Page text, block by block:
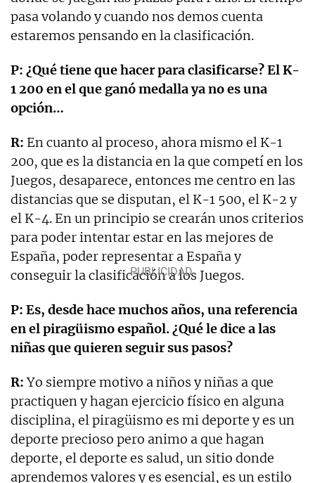
pasa volando y cuando nos demos cuenta
estaremos pensando en la clasificación.
P: ¿Qué tiene que hacer para clasificarse? El K-
1 200 en el que ganó medalla ya no es una
opción…
R: En cuanto al proceso, ahora mismo el K-1
200, que es la distancia en la que competí en los
Juegos, desaparece, entonces me centro en las
distancias que se disputan, el K-1 500, el K-2 y
el K-4. En un principio se crearán unos criterios
para poder intentar estar en las mejores de
España, poder representar a España y
conseguir la clasificación a los Juegos.
P: Es, desde hace muchos años, una referencia
en el piragüismo español. ¿Qué le dice a las
niñas que quieren seguir sus pasos?
R:Yo siempre motivo a niños y niñas a que
practiquen y hagan ejercicio físico en alguna
disciplina, el piragüismo es mi deporte y es un
deporte precioso pero animo a que hagan
deporte, el deporte es salud, un sitio donde
aprendemos valores y es esencial, es un estilo